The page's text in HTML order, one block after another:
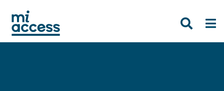
main
content